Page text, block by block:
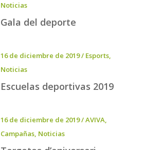
Noticias
Gala del deporte
16 de diciembre de 2019/ Esports,
Noticias
Escuelas deportivas 2019
16 de diciembre de 2019/AVIVA,
Campañas, Noticias